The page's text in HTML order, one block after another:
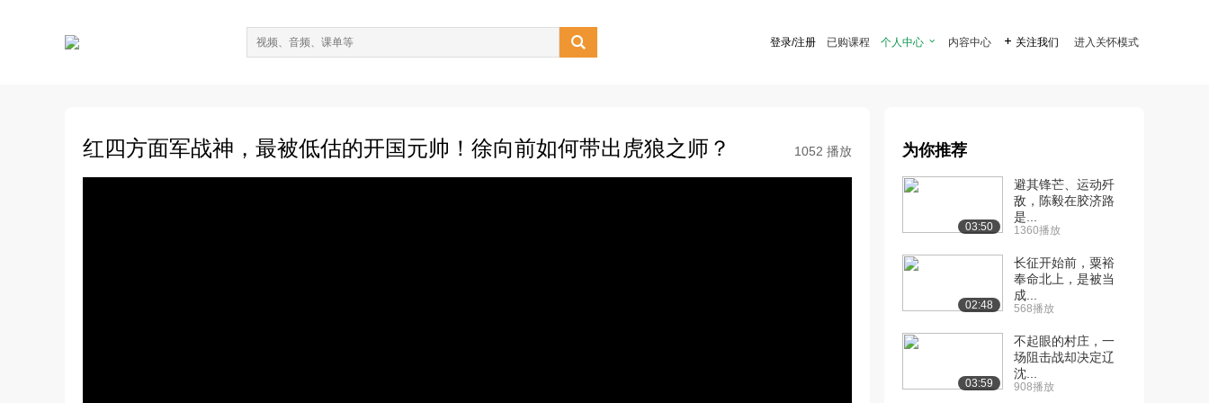
 登录/注册 已购课程 个人中心  内容中心  关注我们 进入关怀模式
红四方面军战神，最被低估的开国元帅！徐向前如何带出虎狼之师？ 1052 播放 为你推荐
03:50
避其锋芒、运动歼
敌，陈毅在胶济路
是...
1360播放
02:48
长征开始前，粟裕
奉命北上，是被当
成...
568播放
03:59
不起眼的村庄，一
场阻击战却决定辽
沈...
908播放